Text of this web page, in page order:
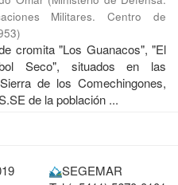
Militares. Centro de
)
cromita "Los Guanacos", "El
Seco", situados en las
de los Comechingones,
de la población ...
SEGEMAR